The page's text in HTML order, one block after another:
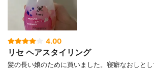
4.00
リセ ヘアスタイリング
髪の長い娘のために買いました。寝癖なおしと